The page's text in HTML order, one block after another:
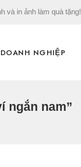
và in ảnh làm quà tặng!
NGHIỆP
ngắn nam”